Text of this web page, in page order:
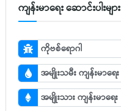
ကျန်းမာရေး ဆောင်းပါးများ
ကိုဗစ်ရောဂါ
အမျိုးသမီး ကျန်းမာရေး
အမျိုးသား ကျန်းမာရေး